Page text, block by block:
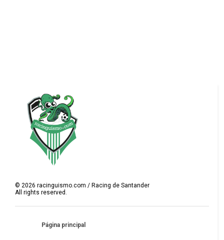
©2026 racinguismo.com / Racing de Santander
All rights reserved.
Página principal